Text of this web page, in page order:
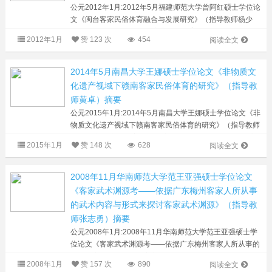
公元2012年1月:2012年5月福建师范大学曾阿红硕士学位论
文《闽台客家民俗体育融合与发展研究》（指导教师杨少
文献资料法、实地考察法与录像...
阅读全文
2012年1月 赞 123 次 454
2014年5月南昌大学王娜硕士学位论文《非物质文
化遗产视域下赣南客家民俗体育的研究》（指导教
师黄卓）摘要
公元2015年1月:2014年5月南昌大学王娜硕士学位论文《非
物质文化遗产视域下赣南客家民俗体育的研究》（指导教师
流也日趋紧密。然而部分民...
阅读全文
2015年1月 赞 148 次 628
2008年11月华南师范大学范王亚强硕士学位论文
《客家武术渊源考——依据广东梅州客家人所从事
的武术内容与形式来探讨客家武术渊源》（指导教
师张志勇）摘要
公元2008年1月:2008年11月华南师范大学范王亚强硕士学
位论文《客家武术渊源考——依据广东梅州客家人所从事的
摘要 摘要武术是我国优秀...
阅读全文
2008年1月 赞 157 次 890